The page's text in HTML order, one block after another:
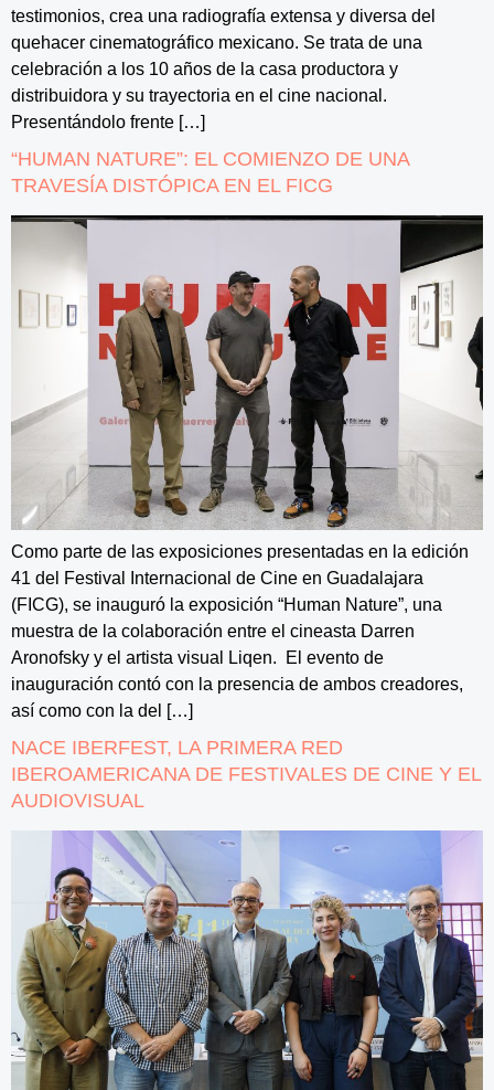
testimonios, crea una radiografía extensa y diversa del
quehacer cinematográfico mexicano. Se trata de una
celebración a los 10 años de la casa productora y
distribuidora y su trayectoria en el cine nacional.
Presentándolo frente […]
“HUMAN NATURE”: EL COMIENZO DE UNA
TRAVESÍA DISTÓPICA EN EL FICG
Como parte de las exposiciones presentadas en la edición
41 del Festival Internacional de Cine en Guadalajara
(FICG), se inauguró la exposición “Human Nature”, una
muestra de la colaboración entre el cineasta Darren
Aronofsky y el artista visual Liqen. El evento de
inauguración contó con la presencia de ambos creadores,
así como con la del […]
NACE IBERFEST, LA PRIMERA RED
IBEROAMERICANA DE FESTIVALES DE CINE Y EL
AUDIOVISUAL